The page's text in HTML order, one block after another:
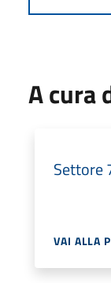
A cura
Settore
VAI ALLA